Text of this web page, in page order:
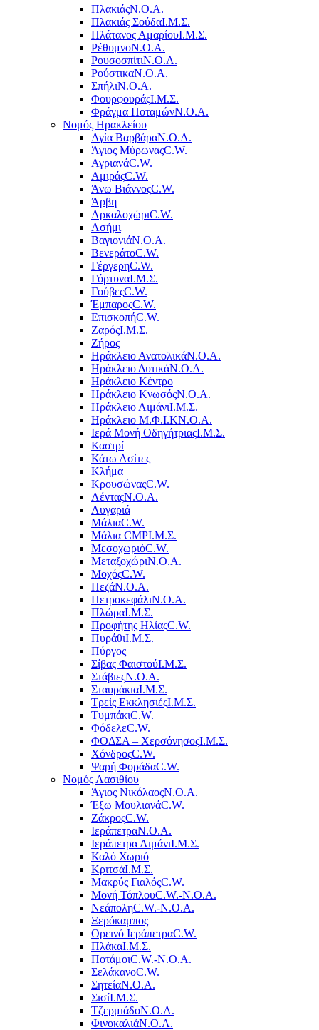
ΠλακιάςΝ.Ο.Α.
Πλακιάς ΣούδαΙ.Μ.Σ.
Πλάτανος ΑμαρίουΙ.Μ.Σ.
ΡέθυμνοΝ.Ο.Α.
ΡουσοσπίτιΝ.Ο.Α.
ΡούστικαΝ.Ο.Α.
ΣπήλιΝ.Ο.Α.
ΦουρφουράςΙ.Μ.Σ.
Φράγμα ΠοταμώνΝ.Ο.Α.
Νομός Ηρακλείου
Αγία ΒαρβάραΝ.Ο.Α.
Άγιος ΜύρωναςC.W.
ΑγριανάC.W.
ΑμιράςC.W.
Άνω ΒιάννοςC.W.
Άρβη
ΑρκαλοχώριC.W.
Ασήμι
ΒαγιονιάΝ.Ο.Α.
ΒενεράτοC.W.
ΓέργερηC.W.
ΓόρτυναΙ.Μ.Σ.
ΓούβεςC.W.
ΈμπαροςC.W.
ΕπισκοπήC.W.
ΖαρόςΙ.Μ.Σ.
Ζήρος
Ηράκλειο ΑνατολικάΝ.Ο.Α.
Ηράκλειο ΔυτικάΝ.Ο.Α.
Ηράκλειο Κέντρο
Ηράκλειο ΚνωσόςΝ.Ο.Α.
Ηράκλειο ΛιμάνιΙ.Μ.Σ.
Ηράκλειο Μ.Φ.Ι.ΚΝ.Ο.Α.
Ιερά Μονή ΟδηγήτριαςΙ.Μ.Σ.
Καστρί
Κάτω Ασίτες
Κλήμα
ΚρουσώναςC.W.
ΛένταςΝ.Ο.Α.
Λυγαριά
ΜάλιαC.W.
Μάλια CMPΙ.Μ.Σ.
ΜεσοχωριόC.W.
ΜεταξοχώριΝ.Ο.Α.
ΜοχόςC.W.
ΠεζάΝ.Ο.Α.
ΠετροκεφάλιΝ.Ο.Α.
ΠλώραΙ.Μ.Σ.
Προφήτης ΗλίαςC.W.
ΠυράθιΙ.Μ.Σ.
Πύργος
Σίβας ΦαιστούΙ.Μ.Σ.
ΣτάβιεςΝ.Ο.Α.
ΣταυράκιαΙ.Μ.Σ.
Τρείς ΕκκλησιέςΙ.Μ.Σ.
ΤυμπάκιC.W.
ΦόδελεC.W.
ΦΟΔΣΑ – ΧερσόνησοςΙ.Μ.Σ.
ΧόνδροςC.W.
Ψαρή ΦοράδαC.W.
Νομός Λασιθίου
Άγιος ΝικόλαοςΝ.Ο.Α.
Έξω ΜουλιανάC.W.
ΖάκροςC.W.
ΙεράπετραΝ.Ο.Α.
Ιεράπετρα ΛιμάνιΙ.Μ.Σ.
Καλό Χωριό
ΚριτσάΙ.Μ.Σ.
Μακρύς ΓιαλόςC.W.
Μονή ΤόπλουC.W.-Ν.Ο.Α.
ΝεάποληC.W.-Ν.Ο.Α.
Ξερόκαμπος
Ορεινό ΙεράπετραC.W.
ΠλάκαΙ.Μ.Σ.
ΠοτάμοιC.W.-Ν.Ο.Α.
ΣελάκανοC.W.
ΣητείαΝ.Ο.Α.
ΣισίΙ.Μ.Σ.
ΤζερμιάδοΝ.Ο.Α.
ΦινοκαλιάΝ.Ο.Α.